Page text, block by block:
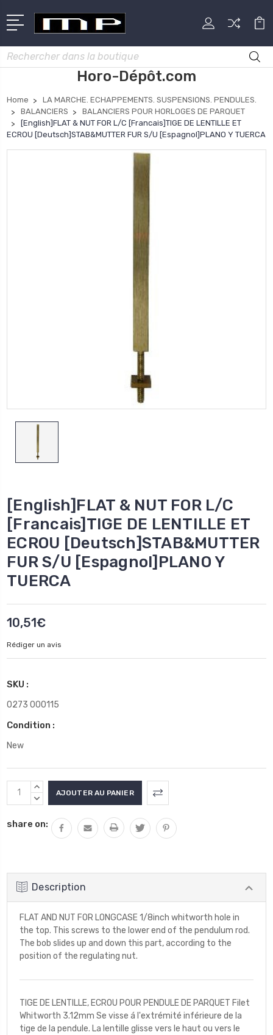
Rechercher
Horo-Dépôt.com
Home
LA MARCHE. ECHAPPEMENTS. SUSPENSIONS. PENDULES.
BALANCIERS
BALANCIERS POUR HORLOGES DE PARQUET
[English]FLAT & NUT FOR L/C [Francais]TIGE DE LENTILLE ET
ECROU [Deutsch]STAB&MUTTER FUR S/U [Espagnol]PLANO Y TUERCA
[English]FLAT & NUT FOR L/C
[Francais]TIGE DE LENTILLE ET
ECROU [Deutsch]STAB&MUTTER
FUR S/U [Espagnol]PLANO Y
TUERCA
10,51€
Rédiger un avis
SKU :
0273 000115
Condition :
New
Stock
actuel
AUGMENTER
LA
:
DIMINUER
QUANTITÉ
share on:
Description
FLAT AND NUT FOR LONGCASE 1/8inch whitworth hole in
the top. This screws to the lower end of the pendulum rod.
The bob slides up and down this part, according to the
position of the regulating nut.
TIGE DE LENTILLE, ECROU POUR PENDULE DE PARQUET Filet
Whitworth 3.12mm Se visse á l'extrémité inférieure de la
tige de la pendule. La lentille glisse vers le haut ou vers le